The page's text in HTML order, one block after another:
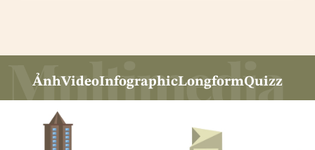
ẢnhVideoInfographicLongformQuizz